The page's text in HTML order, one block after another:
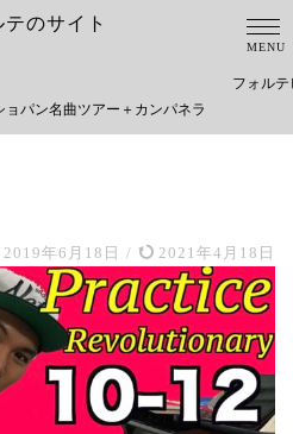
テのサイト
ョパン名曲ツアー＋カンパネラ
フォル
2019年6月18日 / 2021年4月18日